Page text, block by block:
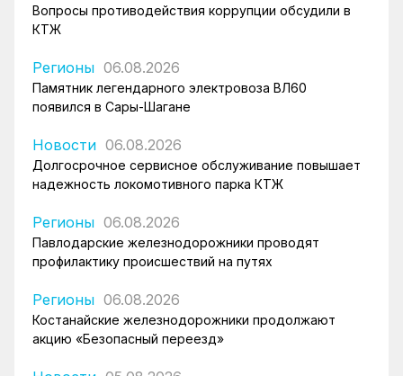
Вопросы противодействия коррупции обсудили в
КТЖ
Регионы 06.08.2026
Памятник легендарного электровоза ВЛ60
появился в Сары-Шагане
Новости 06.08.2026
Долгосрочное сервисное обслуживание повышает
надежность локомотивного парка КТЖ
Регионы 06.08.2026
Павлодарские железнодорожники проводят
профилактику происшествий на путях
Регионы 06.08.2026
Костанайские железнодорожники продолжают
акцию «Безопасный переезд»